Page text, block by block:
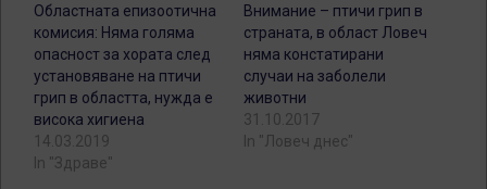
Областната епизоотична
комисия: Няма голяма
опасност за хората след
установяване на птичи
грип в областта, нужда е
висока хигиена
14.03.2019
In "Здраве"
Внимание – птичи грип в
страната, в област Ловеч
няма констатирани
случаи на заболели
животни
31.10.2017
In "Ловеч днес"